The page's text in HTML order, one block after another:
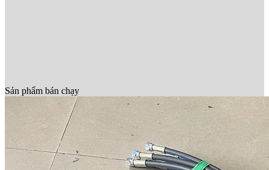
Sản phẩm bán chạy